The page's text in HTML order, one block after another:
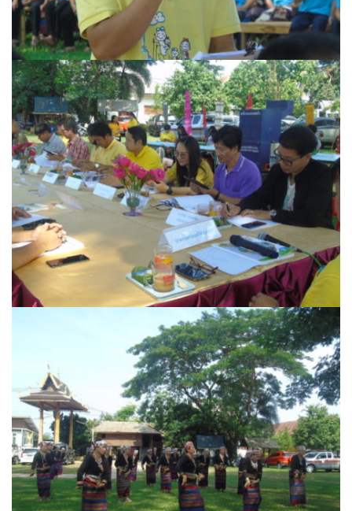
ลองนอนนา
วรนครเพลส
วิดาโฮม
สลีพ&ฟิชชิ่ง
สวัสดีปัวโฮมสเตย์
สุขใจเฮ้าส์
อิงขว้างโฮมสเตย์
อิงดอยปัว
ฮอมฮักแกลเลอรี่
ฮักปัวโฮเทล
เพลินใจ โฮมสเตย์
เฮือนกว่าง